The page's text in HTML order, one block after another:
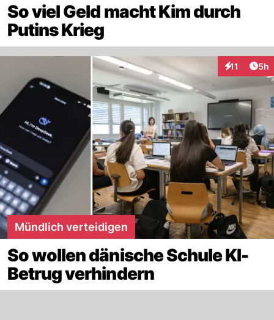
So viel Geld macht Kim durch
Putins Krieg
11 5h
Mündlich verteidigen
So wollen dänische Schule KI-
Betrug verhindern